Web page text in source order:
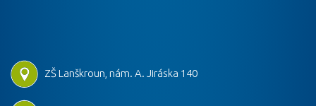
ZŠ Lanškroun, nám. A. Jiráska 140